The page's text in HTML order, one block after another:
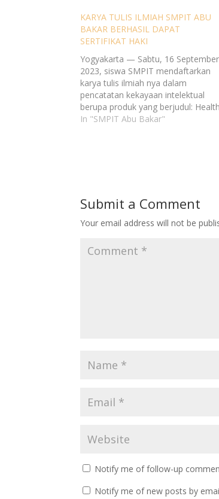
KARYA TULIS ILMIAH SMPIT ABU
BAKAR BERHASIL DAPAT
SERTIFIKAT HAKI
Yogyakarta — Sabtu, 16 September
2023, siswa SMPIT mendaftarkan
karya tulis ilmiah nya dalam
pencatatan kekayaan intelektual
berupa produk yang berjudul: Health
Serum: Serum Ekstrak Daun Kelor
In "SMPIT Abu Bakar"
Submit a Comment
Your email address will not be
Notify me of follow-up
Notify me of new posts by